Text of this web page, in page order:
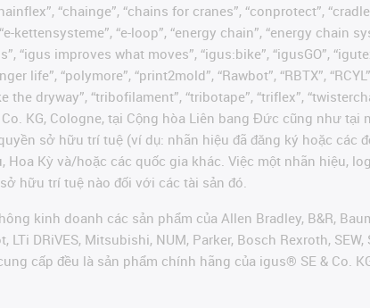
“chainge”, “chains for cranes”, “conprotect”,
kettensysteme”, “e-loop”, “energy chain”, “energy chain
“igus improves what moves”, “igus:bike”, “igusGO”,
life”, “polymore”, “print2mold”, “Rawbot”, “RBTX”,
the dryway”, “tribofilament”, “tribotape”, “triflex”,
KG, Cologne, tại Cộng hòa Liên bang Đức cũng như
sở hữu trí tuệ (ví dụ: nhãn hiệu đã đăng ký hoặc các
Kỳ và/hoặc các quốc gia khác. Việc một nhãn hiệu,
hữu trí tuệ nào đối với các tài sản đó.
kinh doanh các sản phẩm của Allen Bradley, B&R,
LTi DRiVES, Mitsubishi, NUM, Parker, Bosch Rexroth,
cấp đều là sản phẩm chính hãng của igus® SE & Co.